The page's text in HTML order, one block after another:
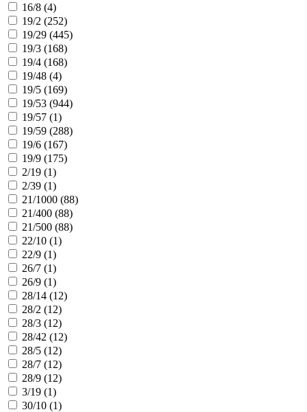
16/8 (4)
19/2 (252)
19/29 (445)
19/3 (168)
19/4 (168)
19/48 (4)
19/5 (169)
19/53 (944)
19/57 (1)
19/59 (288)
19/6 (167)
19/9 (175)
2/19 (1)
2/39 (1)
21/1000 (88)
21/400 (88)
21/500 (88)
22/10 (1)
22/9 (1)
26/7 (1)
26/9 (1)
28/14 (12)
28/2 (12)
28/3 (12)
28/42 (12)
28/5 (12)
28/7 (12)
28/9 (12)
3/19 (1)
30/10 (1)